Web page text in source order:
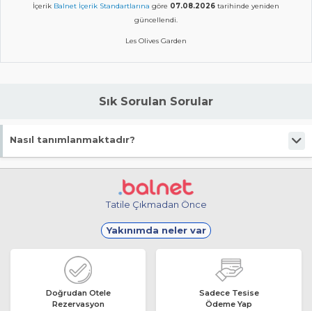
İçerik Balnet İçerik Standartlarına göre 07.08.2026 tarihinde yeniden
güncellendi.
Les Olives Garden
Sık Sorulan Sorular
Nasıl tanımlanmaktadır?
Tesis Bungalov statüsündedir.
Tatile Çıkmadan Önce
Yakınımda neler var
Doğrudan Otele
Rezervasyon
Sadece Tesise
Ödeme Yap